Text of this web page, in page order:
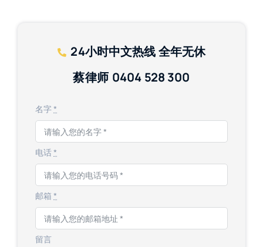
24小时中文热线 全年无休
蔡律师 0404 528 300
名字*
电话*
邮箱*
留言